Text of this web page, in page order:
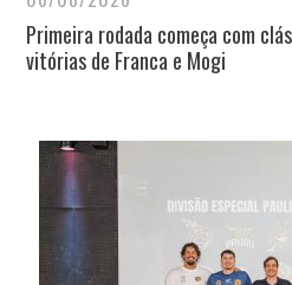
Primeira rodada começa com
vitórias de Franca e Mogi